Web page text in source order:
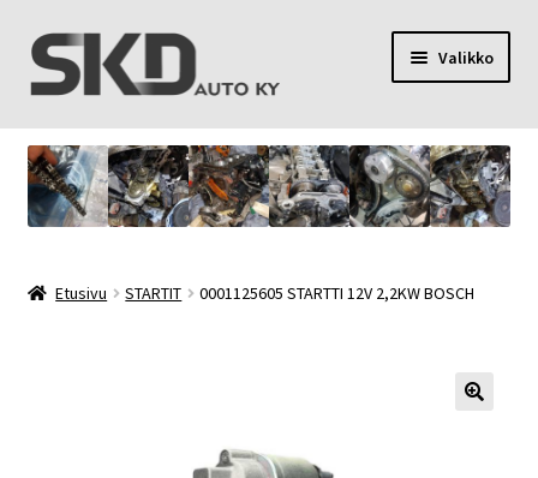
Siirry
navigointiin
Siirry
sisältöön
Valikko
SKD Auto Ky
Toimitusehdot
Etusivu STARTIT 0001125605 STARTTI 12V 2,2KW BOSCH